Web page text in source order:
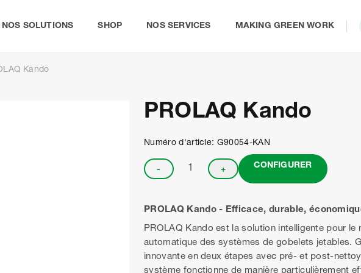
NOS SOLUTIONS
HTW
RWR ET RWR-KST
PPT
SHOP NOS SERVICES MAKING GREEN WORK
Kando
PROLAQ Kando
Numéro d'article: G90054-KAN
- + CONFIGURER
PROLAQ Kando - Efficace, durable,
PROLAQ Kando est la solution intelligente pour le
automatique des systèmes de gobelets jetables.
innovante en deux étapes avec pré- et post-
système fonctionne de manière particulièrement